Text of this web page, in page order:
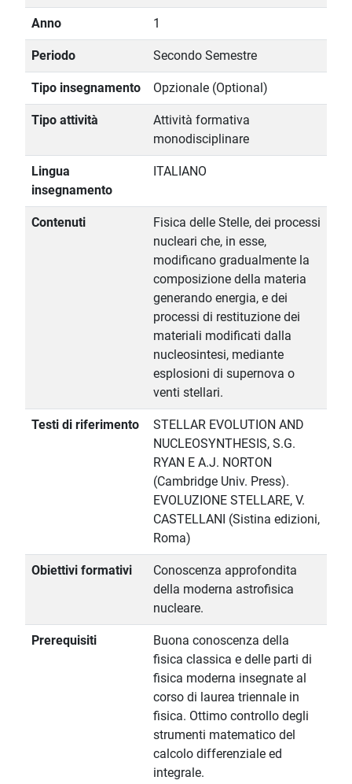
Anno 1
Periodo Secondo Semestre
Tipo insegnamento Opzionale (Optional)
Tipo attività
Attività formativa
monodisciplinare
Lingua
insegnamento
ITALIANO
Contenuti
Fisica delle Stelle, dei processi
nucleari che, in esse,
modificano gradualmente la
composizione della materia
generando energia, e dei
processi di restituzione dei
materiali modificati dalla
nucleosintesi, mediante
esplosioni di supernova o
venti stellari.
Testi di riferimento
STELLAR EVOLUTION AND
NUCLEOSYNTHESIS, S.G.
RYAN E A.J. NORTON
(Cambridge Univ. Press).
EVOLUZIONE STELLARE, V.
CASTELLANI (Sistina edizioni,
Roma)
Obiettivi formativi
Conoscenza approfondita
della moderna astrofisica
nucleare.
Prerequisiti
Buona conoscenza della
fisica classica e delle parti di
fisica moderna insegnate al
corso di laurea triennale in
fisica. Ottimo controllo degli
strumenti matematico del
calcolo differenziale ed
integrale.